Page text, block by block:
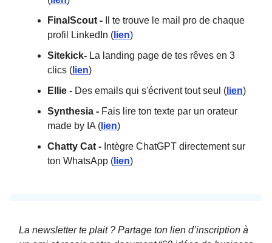
FinalScout - Il te trouve le mail pro de chaque
profil LinkedIn ( lien)
Sitekick- La landing page de tes rêves en 3
clics ( lien)
Ellie - Des emails qui s'écrivent tout seul ( lien)
Synthesia - Fais lire ton texte par un orateur
made by IA ( lien)
Chatty Cat - Intègre ChatGPT directement sur
ton WhatsApp ( lien)
La newsletter te plait ? Partage ton lien d’inscription à